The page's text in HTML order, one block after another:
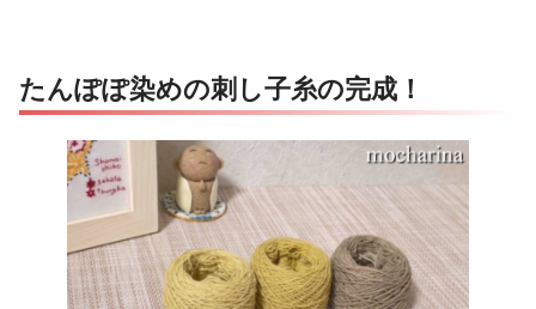
たんぽぽ染めの刺し子糸の完成！